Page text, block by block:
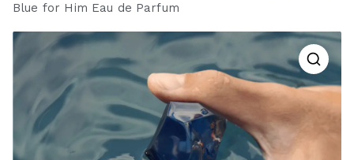
Blue for Him Eau de Parfum